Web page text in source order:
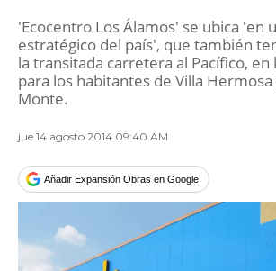
'Ecocentro Los Álamos' se ubica 'en
estratégico del país', que también
la transitada carretera al Pacífico, en
para los habitantes de Villa Hermosa
Monte.
jue 14 agosto 2014 09:40 AM
Añadir Expansión Obras en Google